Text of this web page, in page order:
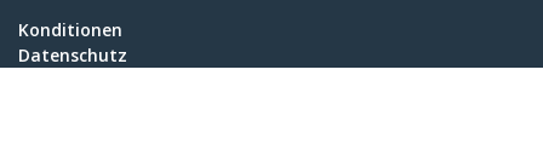
Konditionen
Datenschutz